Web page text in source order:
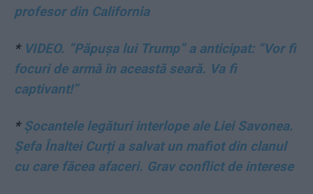
profesor din California
* VIDEO. ”Păpușa lui Trump” a anticipat: ”Vor fi
focuri de armă în această seară. Va fi
captivant!”
* Șocantele legături interlope ale Liei Savonea.
Șefa Înaltei Curți a salvat un mafiot din clanul
cu care făcea afaceri. Grav conflict de interese